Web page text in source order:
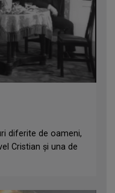
diferite de oameni,
Cristian și una de